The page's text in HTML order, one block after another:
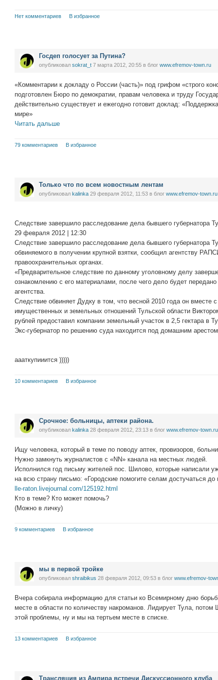
Нет комментариев В избранное
Госдеп голосует за Путина?
опубликовал sokrat_t 7 марта 2012, 20:55 в блог www.efremov-town.ru
«Комментарии к докладу о России (часть)» под грифом «строго
подготовлен Бюро по демократии, правам человека и труду
действительно существует и ежегодно готовит доклад:
мире»
Читать дальше
79 комментариев В избранное
Только что по всем новостным лентам
опубликовал kalinka 29 февраля 2012, 11:53 в блог www.efremov-town.ru
Следствие завершило расследование дела бывшего губернатора
29 февраля 2012 | 12:30
Следствие завершило расследование дела бывшего губернатора
обвиняемого в получении крупной взятки, сообщил агентству
правоохранительных органах.
«Предварительное следствие по данному уголовному делу
ознакомлению с его материалами, после чего дело будет
агентства.
Следствие обвиняет Дудку в том, что весной 2010 года он вместе
имущественных и земельных отношений Тульской области
рублей предоставил компании земельный участок в 2,5 гектара в
Экс-губернатор по решению суда находится под домашним
аааткупииится )))))
10 комментариев В избранное
Срочное: больницы, аптеки района.
опубликовал kalinka 28 февраля 2012, 23:13 в блог www.efremov-town.ru
Ищу человека, который в теме по поводу аптек, провизоров,
Нужно замкнуть журналистов с «NN» канала на местных людей.
Исполнился год письму жителей пос. Шилово, которые написали
на всю страну письмо: «Городские помогите селам достучаться до
lle-raton.livejournal.com/125192.html
Кто в теме? Кто может помочь?
(Можно в личку)
9 комментариев В избранное
мы в первой тройке
опубликовал shraibikus 28 февраля 2012, 09:53 в блог www.efremov-
Вчера собирала информацию для статьи ко Всемирному дню
месте в области по количеству накроманов. Лидирует Тула, потом
этой проблемы, ну и мы на тертьем месте в списке.
13 комментариев В избранное
Трансляция из Ампира встречи Дискуссионного клуба